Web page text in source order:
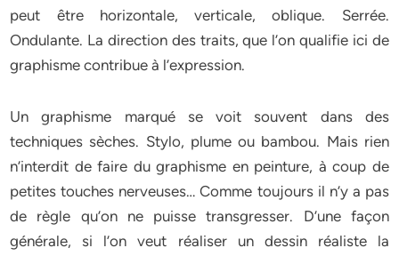
peut être horizontale, verticale, oblique. Serrée.
Ondulante. La direction des traits, que l’on qualifie ici de
graphisme contribue à l’expression.
Un graphisme marqué se voit souvent dans des
techniques sèches. Stylo, plume ou bambou. Mais rien
n’interdit de faire du graphisme en peinture, à coup de
petites touches nerveuses… Comme toujours il n’y a pas
de règle qu’on ne puisse transgresser. D’une façon
générale, si l’on veut réaliser un dessin réaliste la